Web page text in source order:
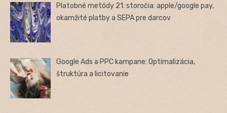
Platobné metódy 21. storočia: apple/google pay,
okamžité platby a SEPA pre darcov
Google Ads a PPC kampane: Optimalizácia,
štruktúra a licitovanie